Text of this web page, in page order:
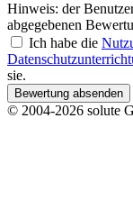
Hinweis: der
abgegebenen
Ich habe die
sie.
Bewertung absenden
© 2004-2026 solute